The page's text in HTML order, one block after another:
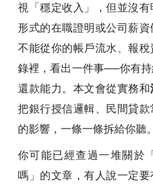
視「穩定收入」，但並沒
形式的在職證明或公司薪
不能從你的帳戶流水、報
錄裡，看出一件事──你有
還款能力。本文會從實務和
把銀行授信邏輯、民間貸
的影響，一條一條拆給你聽。
你可能已經查過一堆關於
嗎」的文章，有人說一定